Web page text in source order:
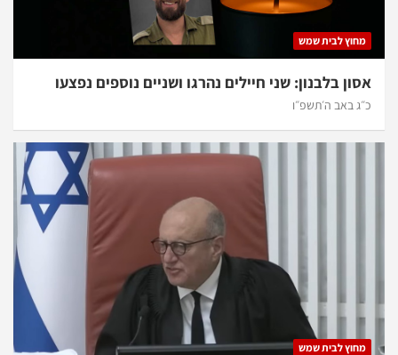
מחוץ לבית שמש
אסון בלבנון: שני חיילים נהרגו ושניים נוספים נפצעו
כ״ג באב ה׳תשפ״ו
מחוץ לבית שמש